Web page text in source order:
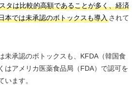
タは比較的高額であることが多く、経済
本では未承認のボトックスも導入されて
未承認のボトックスも、KFDA（韓国食
はアメリカ医薬食品局（FDA）で認可を
います。